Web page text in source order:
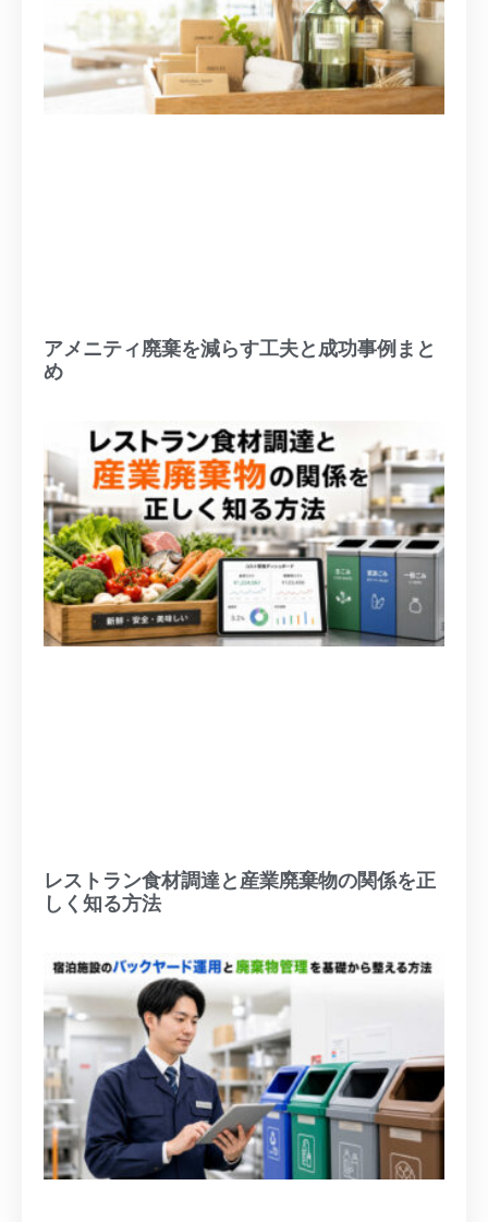
アメニティ廃棄を減らす工夫と成功事例まと
め
レストラン食材調達と産業廃棄物の関係を正
しく知る方法